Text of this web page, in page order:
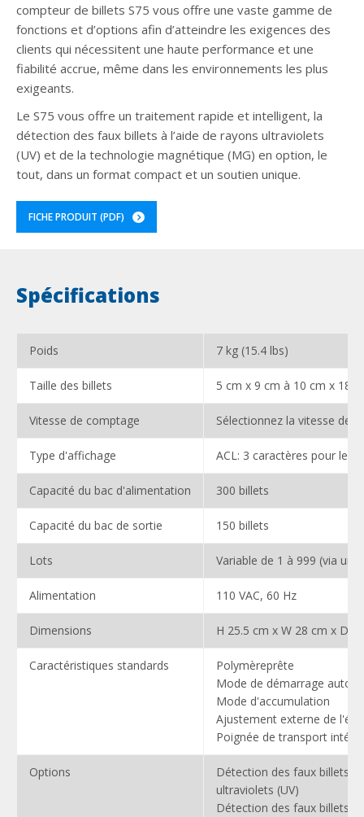
compteur de billets S75 vous offre une vaste gamme de
fonctions et d’options afin d’atteindre les exigences des
clients qui nécessitent une haute performance et une
fiabilité accrue, même dans les environnements les plus
exigeants.
Le S75 vous offre un traitement rapide et intelligent, la
détection des faux billets à l’aide de rayons ultraviolets
(UV) et de la technologie magnétique (MG) en option, le
tout, dans un format compact et un soutien unique.
FICHE PRODUIT (PDF)
Spécifications
Poids 7 kg (15.4 lbs)
Taille des billets 5 cm x 9 cm à 10 cm x 18.5
Vitesse de comptage Sélectionnez la vitesse de
Type d'affichage ACL: 3 caractères pour le
Capacité du bac d'alimentation 300 billets
Capacité du bac de sortie 150 billets
Lots Variable de 1 à 999 (via un
Alimentation 110 VAC, 60 Hz
Dimensions H 25.5 cm x W 28 cm x D
Caractéristiques standards
Polymèreprête
Mode de démarrage
Mode d'accumulation
Ajustement externe de
Poignée de transport
Options
Détection des faux billets à
ultraviolets (UV)
Détection des faux billets